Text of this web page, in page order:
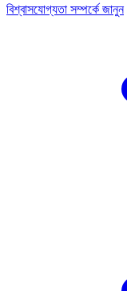
বিশ্বাসযোগ্যতা সম্পর্কে জানুন